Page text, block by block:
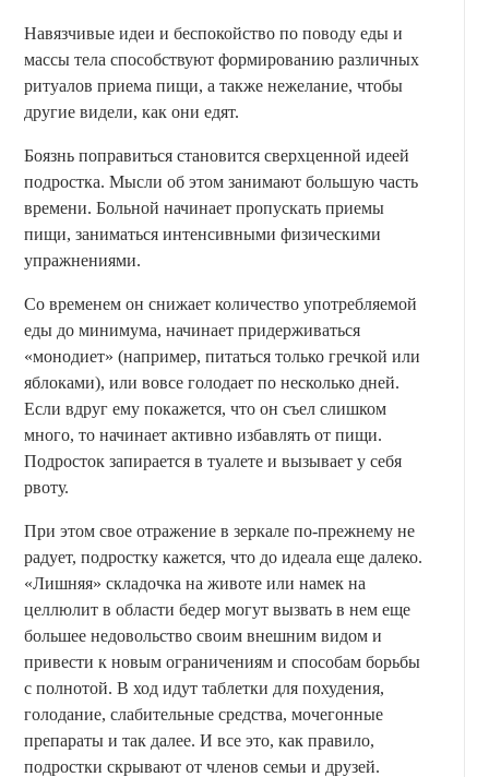
Навязчивые идеи и беспокойство по поводу еды и
массы тела способствуют формированию различных
ритуалов приема пищи, а также нежелание, чтобы
другие видели, как они едят.
Боязнь поправиться становится сверхценной идеей
подростка. Мысли об этом занимают большую часть
времени. Больной начинает пропускать приемы
пищи, заниматься интенсивными физическими
упражнениями.
Со временем он снижает количество употребляемой
еды до минимума, начинает придерживаться
«монодиет» (например, питаться только гречкой или
яблоками), или вовсе голодает по несколько дней.
Если вдруг ему покажется, что он съел слишком
много, то начинает активно избавлять от пищи.
Подросток запирается в туалете и вызывает у себя
рвоту.
При этом свое отражение в зеркале по-прежнему не
радует, подростку кажется, что до идеала еще далеко.
«Лишняя» складочка на животе или намек на
целлюлит в области бедер могут вызвать в нем еще
большее недовольство своим внешним видом и
привести к новым ограничениям и способам борьбы
с полнотой. В ход идут таблетки для похудения,
голодание, слабительные средства, мочегонные
препараты и так далее. И все это, как правило,
подростки скрывают от членов семьи и друзей.